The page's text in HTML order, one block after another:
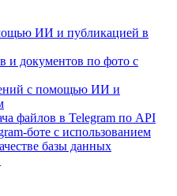
ИИ и публикацией в
и документов по фото с
с помощью ИИ и
файлов в Telegram по API
боте с использованием
базы данных